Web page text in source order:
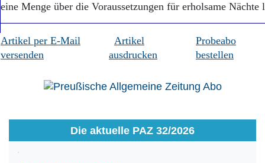
eine Menge über die Voraussetzungen für erholsame Nächte
Artikel per E-Mail
versenden
Artikel
ausdrucken
Probeabo
bestellen
Die aktuelle PAZ 32/2026